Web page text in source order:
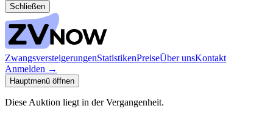
Schließen
ZwangsversteigerungenStatistikenPreiseÜber unsKontakt
Anmelden →
Hauptmenü öffnen
Diese Auktion liegt in der Vergangenheit.